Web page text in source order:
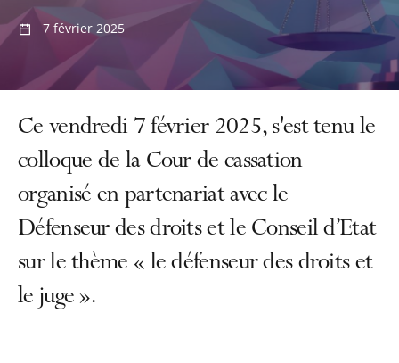
7 février 2025
Ce vendredi 7 février 2025, s'est tenu le
colloque de la Cour de cassation
organisé en partenariat avec le
Défenseur des droits et le Conseil d’Etat
sur le thème « le défenseur des droits et
le juge ».